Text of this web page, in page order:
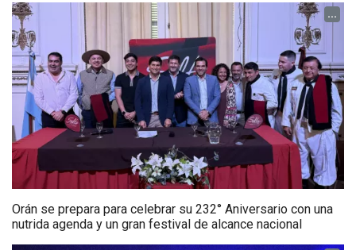
...
Orán se prepara para celebrar su 232° Aniversario con una
nutrida agenda y un gran festival de alcance nacional